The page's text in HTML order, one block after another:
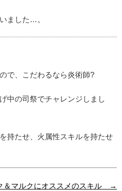
ました…。
で、こだわるなら炎術師?
中の司祭でチャレンジしまし
持たせ、火属性スキルを持たせ
＆マルクにオススメのスキル →